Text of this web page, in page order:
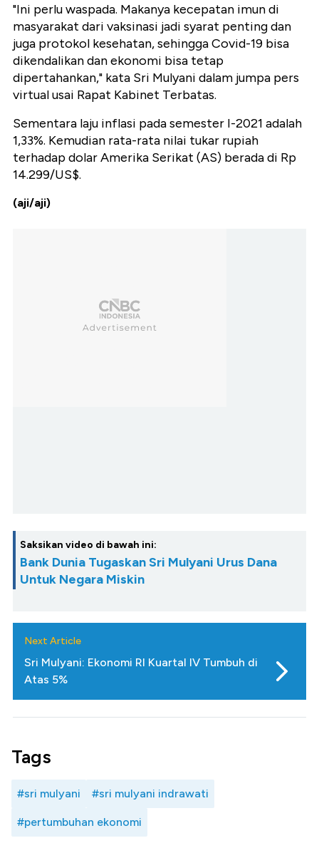
"Ini perlu waspada. Makanya kecepatan imun di
masyarakat dari vaksinasi jadi syarat penting dan
juga protokol kesehatan, sehingga Covid-19 bisa
dikendalikan dan ekonomi bisa tetap
dipertahankan," kata Sri Mulyani dalam jumpa pers
virtual usai Rapat Kabinet Terbatas.
Sementara laju inflasi pada semester I-2021 adalah
1,33%. Kemudian rata-rata nilai tukar rupiah
terhadap dolar Amerika Serikat (AS) berada di Rp
14.299/US$.
(aji/aji)
Saksikan video di bawah ini:
Bank Dunia Tugaskan Sri Mulyani Urus Dana
Untuk Negara Miskin
Next Article
Sri Mulyani: Ekonomi RI Kuartal IV Tumbuh di
Atas 5%
Tags
#sri mulyani #sri mulyani indrawati
#pertumbuhan ekonomi